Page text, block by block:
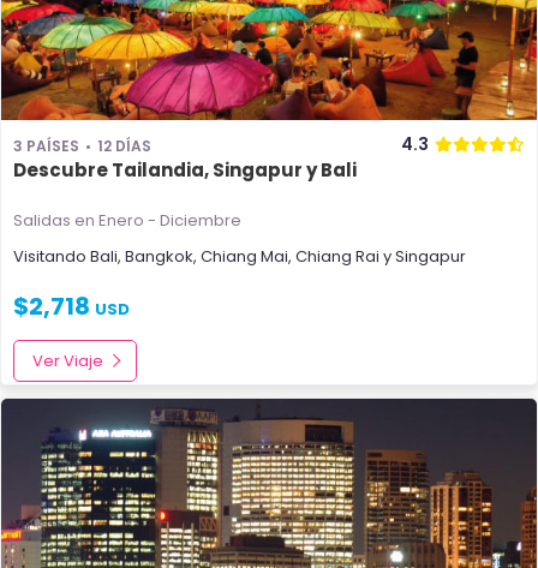
3 PAÍSES 12 DÍAS 4.3
Descubre Tailandia, Singapur y Bali
Salidas en Enero - Diciembre
Visitando Bali, Bangkok, Chiang Mai, Chiang Rai ySingapur
$2,718 USD
Ver Viaje